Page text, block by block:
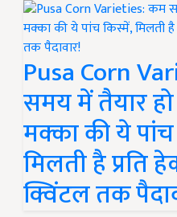
Pusa Corn
समय में तैयार
मक्का की ये
मिलती है प्रति
क्विंटल तक